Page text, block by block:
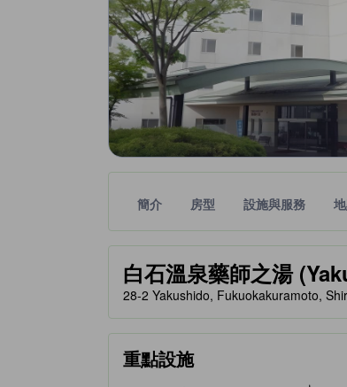
簡介 房型 設施與服務
白石溫泉藥師之湯
tooltip
黃金星等由本站合作夥伴提供，可作為您
28-2 Yakushido, Fukuokakuramoto,
重點設施